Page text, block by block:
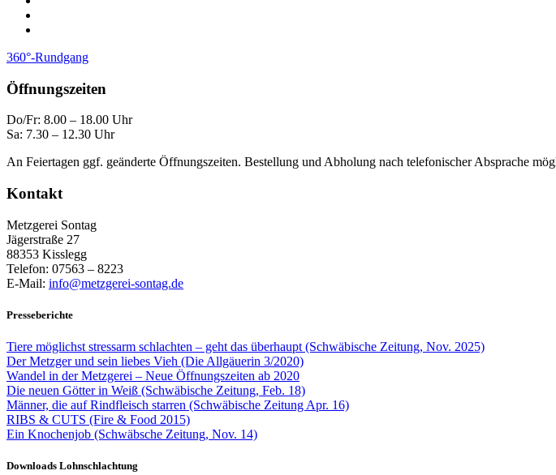
360°-Rundgang
Öffnungszeiten
Do/Fr: 8.00 – 18.00 Uhr
Sa: 7.30 – 12.30 Uhr
An Feiertagen ggf. geänderte Öffnungszeiten. Bestellung und Abholung nach telefonischer Absprache
Kontakt
Metzgerei Sontag
Jägerstraße 27
88353 Kisslegg
Telefon: 07563 – 8223
E-Mail: info@metzgerei-sontag.de
Presseberichte
Tiere möglichst stressarm schlachten – geht das überhaupt (Schwäbische Zeitung, Nov. 2025)
Der Metzger und sein liebes Vieh (Die Allgäuerin 3/2020)
Wandel in der Metzgerei – Neue Öffnungszeiten ab 2020
Die neuen Götter in Weiß (Schwäbische Zeitung, Feb. 18)
Männer, die auf Rindfleisch starren (Schwäbische Zeitung Apr. 16)
RIBS & CUTS (Fire & Food 2015)
Ein Knochenjob (Schwäbsche Zeitung, Nov. 14)
Downloads Lohnschlachtung